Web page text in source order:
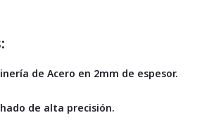
de Acero en 2mm de espesor.
de alta precisión.